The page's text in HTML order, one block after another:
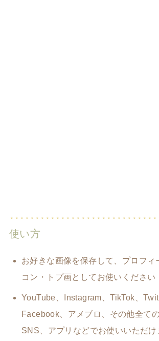
使い方
お好きな画像を保存して、プロフィ
コン・トプ画としてお使いください
YouTube、Instagram、TikTok、
Facebook、アメブロ、その他全て
SNS、アプリなどでお使いいただけ